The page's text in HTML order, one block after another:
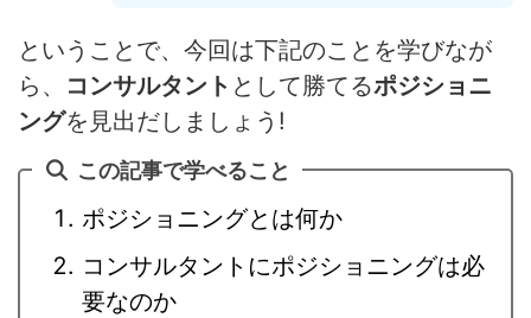
ということで、今回は下記のことを学びなが
ら、
コンサルタント として勝てるポジショニ
ングを見出だしましょう!
この記事で学べること
ポジショニングとは何か
コンサルタントにポジショニングは必
要なのか